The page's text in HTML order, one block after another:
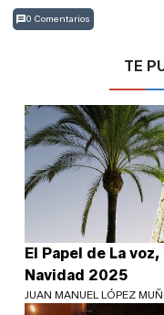
0 Comentarios
TE
El Papel de La
Navidad 2025
JUAN MANUEL LÓPEZ